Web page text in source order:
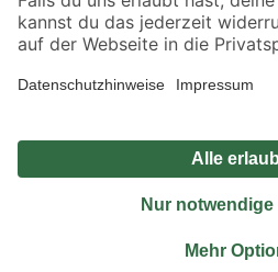
Alle Preisangaben in EUR inkl. gesetzl. MwSt.. Die
Umständen nicht in allen Märkten verfügbar. Die
Produkte nur solange der Vorrat reicht.
*Paketversand ab 59 € versandkostenfrei, gilt nicht
Privatsphäre
Nutzungsbedingungen
Widerrufsrecht
© 2026 toom Baumarkt GmbH